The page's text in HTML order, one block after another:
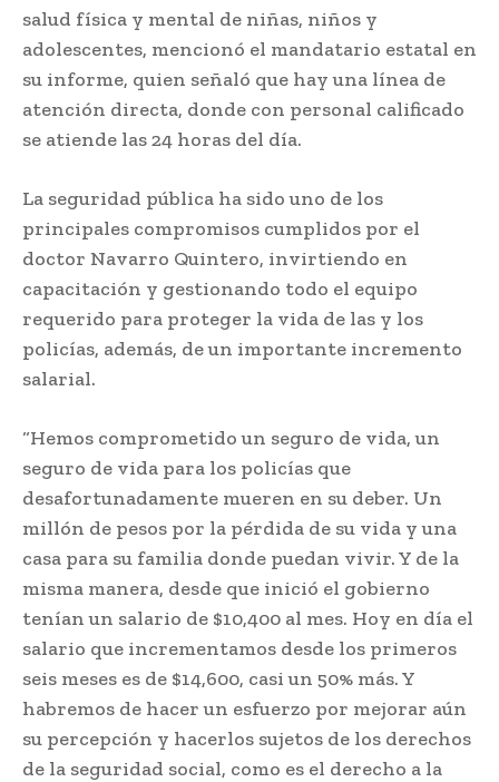
salud física y mental de niñas, niños y
adolescentes, mencionó el mandatario estatal en
su informe, quien señaló que hay una línea de
atención directa, donde con personal calificado
se atiende las 24 horas del día.
La seguridad pública ha sido uno de los
principales compromisos cumplidos por el
doctor Navarro Quintero, invirtiendo en
capacitación y gestionando todo el equipo
requerido para proteger la vida de las y los
policías, además, de un importante incremento
salarial.
“Hemos comprometido un seguro de vida, un
seguro de vida para los policías que
desafortunadamente mueren en su deber. Un
millón de pesos por la pérdida de su vida y una
casa para su familia donde puedan vivir. Y de la
misma manera, desde que inició el gobierno
tenían un salario de $10,400 al mes. Hoy en día el
salario que incrementamos desde los primeros
seis meses es de $14,600, casi un 50% más. Y
habremos de hacer un esfuerzo por mejorar aún
su percepción y hacerlos sujetos de los derechos
de la seguridad social, como es el derecho a la